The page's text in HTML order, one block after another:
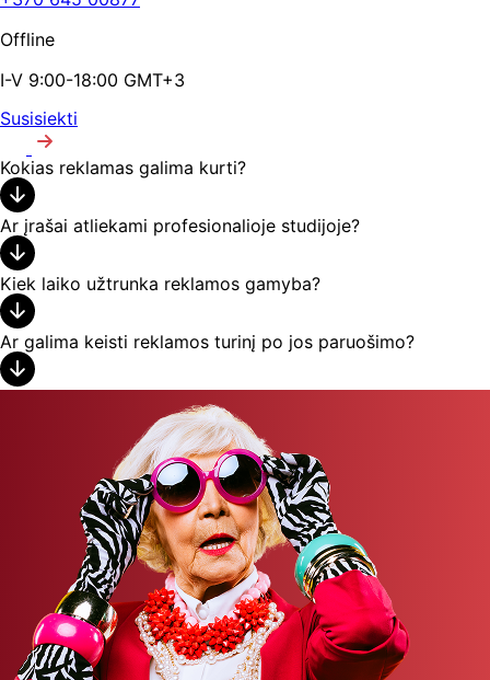
Offline
I-V 9:00-18:00 GMT+3
Susisiekti
Kokias reklamas galima kurti?
Ar įrašai atliekami profesionalioje studijoje?
Kiek laiko užtrunka reklamos gamyba?
Ar galima keisti reklamos turinį po jos paruošimo?